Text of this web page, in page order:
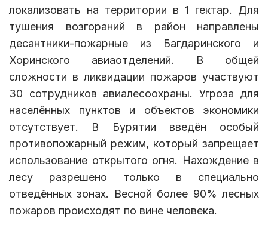
локализовать на территории в 1 гектар. Для
тушения возгораний в район направлены
десантники-пожарные из Багдаринского и
Хоринского авиаотделений. В общей
сложности в ликвидации пожаров участвуют
30 сотрудников авиалесоохраны. Угроза для
населённых пунктов и объектов экономики
отсутствует. В Бурятии введён особый
противопожарный режим, который запрещает
использование открытого огня. Нахождение в
лесу разрешено только в специально
отведённых зонах. Весной более 90% лесных
пожаров происходят по вине человека.